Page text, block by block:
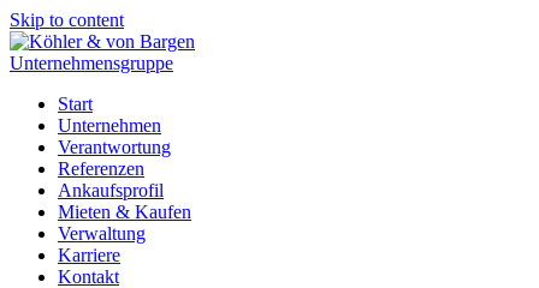
Skip to content
Start
Unternehmen
Verantwortung
Referenzen
Ankaufsprofil
Mieten & Kaufen
Verwaltung
Karriere
Kontakt